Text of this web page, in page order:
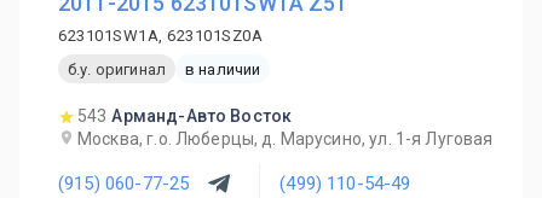
623101SW1A, 623101SZ0A
б.у. оригинал
в наличии
543 Арманд-Авто Восток
Москва, г.о. Люберцы, д. Марусино, ул. 1-я Луговая
(915) 060-77-25 (499) 110-54-49